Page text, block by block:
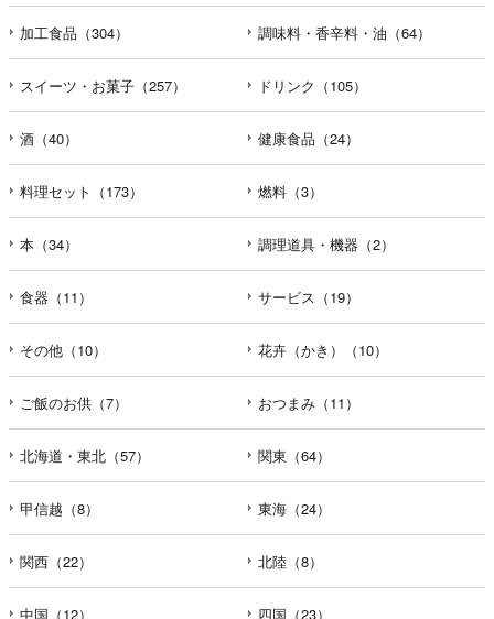
加工食品（304） 調味料・香辛料・油（64）
スイーツ・お菓子（257） ドリンク（105）
酒（40） 健康食品（24）
料理セット（173） 燃料（3）
本（34） 調理道具・機器（2）
食器（11） サービス（19）
その他（10） 花卉（かき）（10）
ご飯のお供（7） おつまみ（11）
北海道・東北（57） 関東（64）
甲信越（8） 東海（24）
関西（22） 北陸（8）
中国（12） 四国（23）